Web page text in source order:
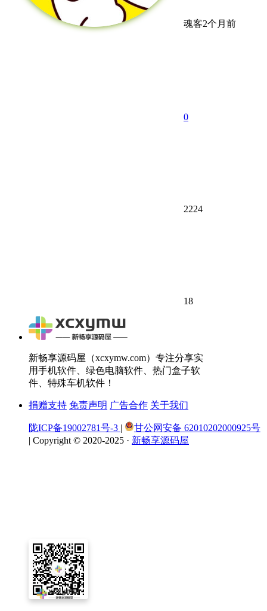
魂客2个月前
0
2224
18
新畅享源码屋（xcxymw.com）专注分享实
用手机软件、绿色电脑软件、热门盒子软
件、特殊车机软件！
捐赠支持 免责声明 广告合作 关于我们
陇ICP备19002781号-3 |
甘公网安备 62010202000925号
| Copyright © 2020-2025 · 新畅享源码屋